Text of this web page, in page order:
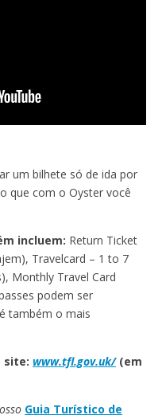
um bilhete só de ida por
que com o Oyster você
incluem: Return Ticket
Travelcard – 1 to 7
Monthly Travel Card
podem ser
também o mais
site: www.tfl.gov.uk/(em
Guia Turístico de